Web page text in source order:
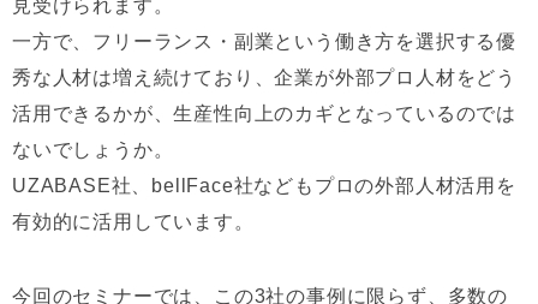
見受けられます。
一方で、フリーランス・副業という働き方を選択する優
秀な人材は増え続けており、企業が外部プロ人材をどう
活用できるかが、生産性向上のカギとなっているのでは
ないでしょうか。
UZABASE社、bellFace社などもプロの外部人材活用を
有効的に活用しています。
今回のセミナーでは、この3社の事例に限らず、多数の